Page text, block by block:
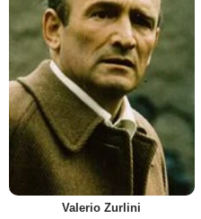
Valerio Zurlini